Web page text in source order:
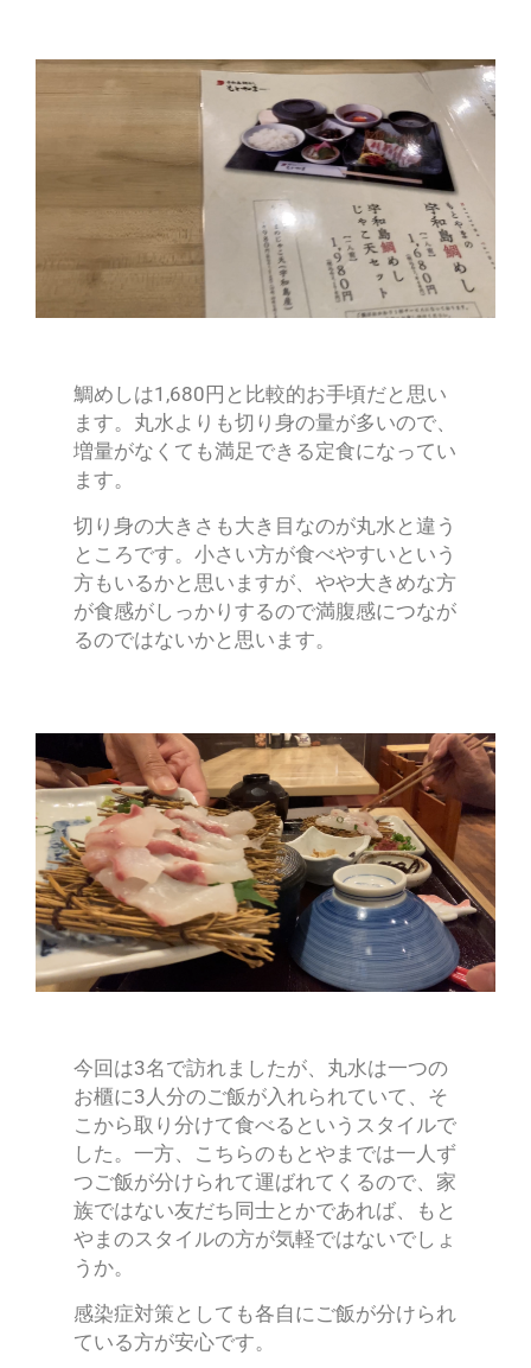
鯛めしは1,680円と比較的お手頃だと思い
ます。丸水よりも切り身の量が多いので、
増量がなくても満足できる定食になってい
ます。
切り身の大きさも大き目なのが丸水と違う
ところです。小さい方が食べやすいという
方もいるかと思いますが、やや大きめな方
が食感がしっかりするので満腹感につなが
るのではないかと思います。
今回は3名で訪れましたが、丸水は一つの
お櫃に3人分のご飯が入れられていて、そ
こから取り分けて食べるというスタイルで
した。一方、こちらのもとやまでは一人ず
つご飯が分けられて運ばれてくるので、家
族ではない友だち同士とかであれば、もと
やまのスタイルの方が気軽ではないでしょ
うか。
感染症対策としても各自にご飯が分けられ
ている方が安心です。